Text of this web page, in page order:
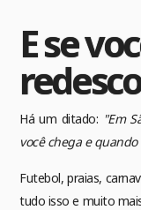
E se
Há um ditado: "Em
você chega e
Futebol, praias,
tudo isso e muito